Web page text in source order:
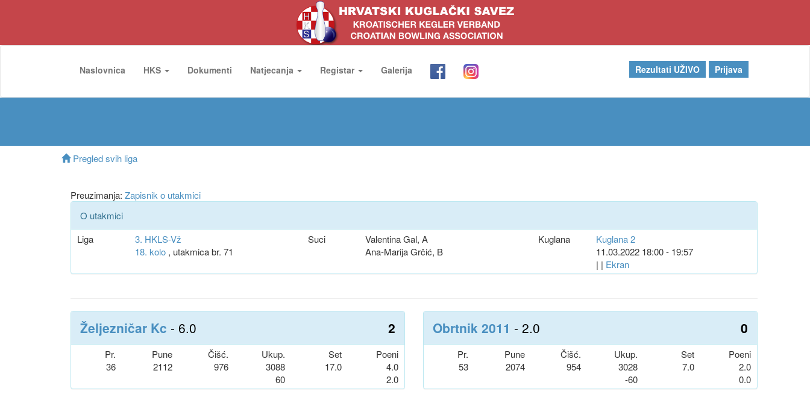
Naslovnica HKS Dokumenti Natjecanja Registar Galerija Rezultati UŽIVO Prijava
Pregled svih liga
Preuzimanja: Zapisnik o utakmici
O utakmici
Liga
3. HKLS-Vž
18. kolo, utakmica br. 71
Suci
Valentina Gal, A
Ana-Marija Grčić, B
Kuglana
Kuglana 2
11.03.2022 18:00 - 19:57
| | Ekran
Željezničar Kc - 6.0 2
Pr. Pune Čišć. Ukup. Set
Poeni
36
2112 976
3088
60
17.0
4.0
2.0
Obrtnik 2011 - 2.0 0
Pr. Pune Čišć. Ukup. Set
Poeni
53
2074 954
3028
-60
7.0
2.0
0.0